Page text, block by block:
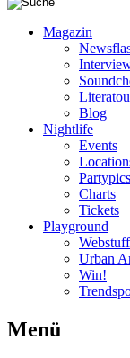
Magazin
Blog
Nightlife
Events
Partypics
Charts
Tickets
Playground
Webstuff
Urban
Win!
Menü